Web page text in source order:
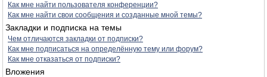
Как мне найти пользователя конференции?
Как мне найти свои сообщения и созданные мной темы?
Закладки и подписка на темы
Чем отличаются закладки от подписки?
Как мне подписаться на определённую тему или форум?
Как мне отказаться от подписки?
Вложения